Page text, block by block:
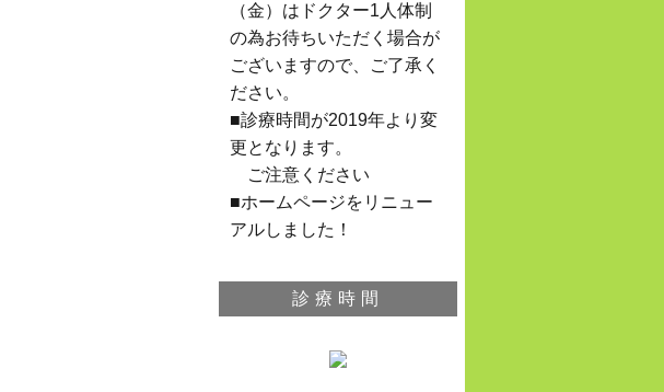
（金）はドクター1人体制
の為お待ちいただく場合が
ございますので、ご了承く
ださい。
■診療時間が2019年より変
更となります。
ご注意ください
■ホームページをリニュー
アルしました！
診療時間